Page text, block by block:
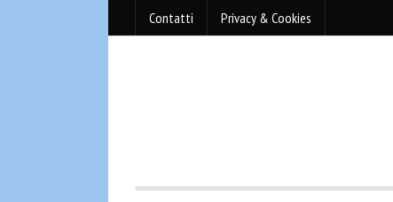
Contatti Privacy & Cookies